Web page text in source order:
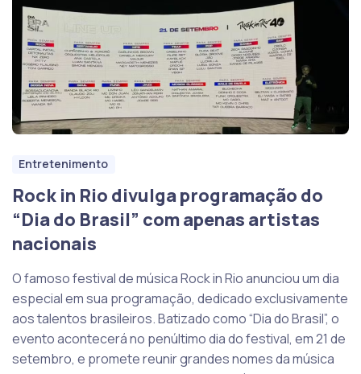
Entretenimento
Rock in Rio divulga programação do
“Dia do Brasil” com apenas artistas
nacionais
O famoso festival de música Rock in Rio anunciou um dia
especial em sua programação, dedicado exclusivamente
aos talentos brasileiros. Batizado como “Dia do Brasil”, o
evento acontecerá no penúltimo dia do festival, em 21 de
setembro, e promete reunir grandes nomes da música